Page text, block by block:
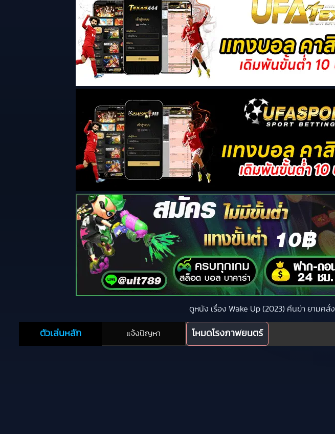
ดูหนัง เรื่อง Wake Up (2023) คืนฆ่า ยามคลั่ง
ตัวเล่นหลัก แจ้งปัญหา โหมดโรงภาพยนตร์